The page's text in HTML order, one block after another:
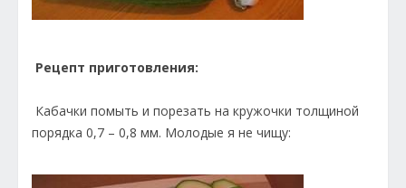
Рецепт приготовления:
Кабачки помыть и порезать на кружочки толщиной
порядка 0,7 – 0,8 мм. Молодые я не чищу: